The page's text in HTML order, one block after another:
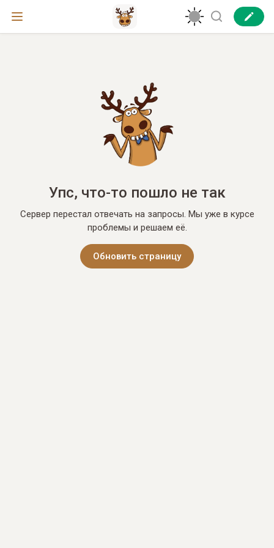
Упс, что-то пошло не так
Сервер перестал отвечать на запросы. Мы уже в курсе
проблемы и решаем её.
Обновить страницу